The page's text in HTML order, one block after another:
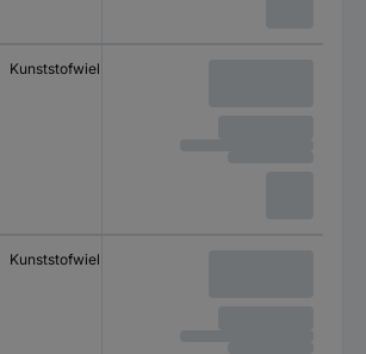
Kunststofwiel
Kunststofwiel